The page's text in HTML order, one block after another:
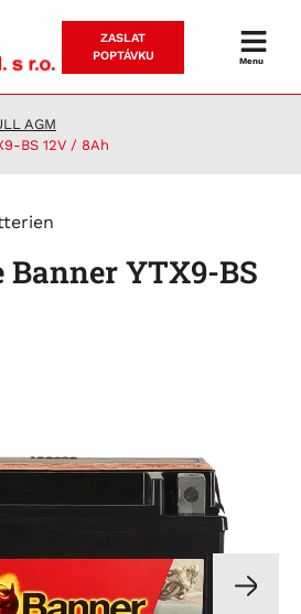
ZASLAT
POPTÁVKU
Menu
AGM
BS 12V / 8Ah
YTX9-BS